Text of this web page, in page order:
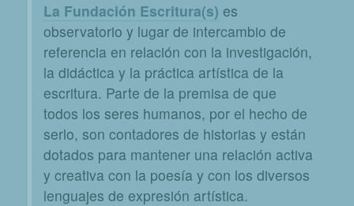
La Fundación Escritura(s) es
observatorio y lugar de intercambio de
referencia en relación con la investigación,
la didáctica y la práctica artística de la
escritura. Parte de la premisa de que
todos los seres humanos, por el hecho de
serlo, son contadores de historias y están
dotados para mantener una relación activa
y creativa con la poesía y con los diversos
lenguajes de expresión artística.